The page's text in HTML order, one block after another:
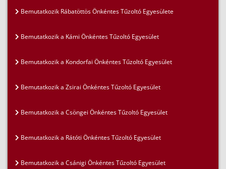
Bemutatkozik Rábatöttös Önkéntes Tűzoltó Egyesülete
Bemutatkozik a Kámi Önkéntes Tűzoltó Egyesület
Bemutatkozik a Kondorfai Önkéntes Tűzoltó Egyesület
Bemutatkozik a Zsirai Önkéntes Tűzoltó Egyesület
Bemutatkozik a Csöngei Önkéntes Tűzoltó Egyesület
Bemutatkozik a Rátóti Önkéntes Tűzoltó Egyesület
Bemutatkozik a Csánigi Önkéntes Tűzoltó Egyesület